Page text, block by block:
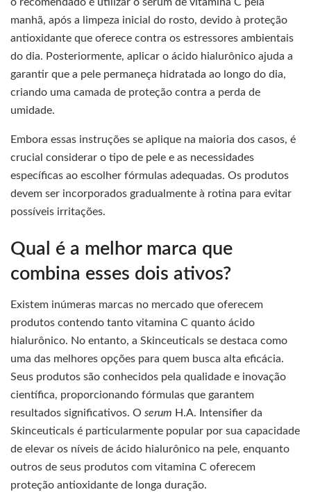
o recomendado é utilizar o sérum de vitamina C pela
manhã, após a limpeza inicial do rosto, devido à proteção
antioxidante que oferece contra os estressores ambientais
do dia. Posteriormente, aplicar o ácido hialurônico ajuda a
garantir que a pele permaneça hidratada ao longo do dia,
criando uma camada de proteção contra a perda de
umidade.
Embora essas instruções se aplique na maioria dos casos, é
crucial considerar o tipo de pele e as necessidades
específicas ao escolher fórmulas adequadas. Os produtos
devem ser incorporados gradualmente à rotina para evitar
possíveis irritações.
Qual é a melhor marca que
combina esses dois ativos?
Existem inúmeras marcas no mercado que oferecem
produtos contendo tanto vitamina C quanto ácido
hialurônico. No entanto, a Skinceuticals se destaca como
uma das melhores opções para quem busca alta eficácia.
Seus produtos são conhecidos pela qualidade e inovação
científica, proporcionando fórmulas que garantem
resultados significativos. O serum H.A. Intensifier da
Skinceuticals é particularmente popular por sua capacidade
de elevar os níveis de ácido hialurônico na pele, enquanto
outros de seus produtos com vitamina C oferecem
proteção antioxidante de longa duração.